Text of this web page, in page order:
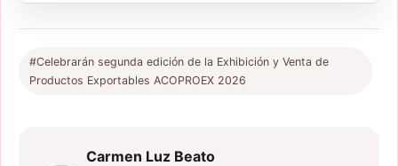
#Celebrarán segunda edición de la Exhibición y Venta de
Productos Exportables ACOPROEX 2026
Carmen Luz Beato